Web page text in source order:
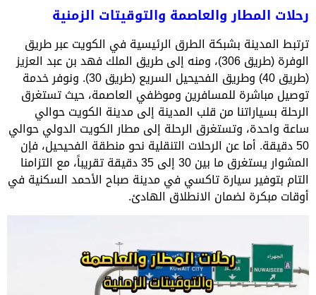
رحلات المطار والعاصمة والتوقيتات الزمنية
ترتبط المدينة بشبكة الطرق الرئيسية في الكويت عبر طريق
الوفرة (طريق 306)، ومنه إلى طريق الملك فهد بن عبد العزيز
(طريق 40) وطريق الفحيحيل السريع (طريق 30). ونوفر خدمة
توصيل مباشرة للمسافرين وموظفي العاصمة، حيث تستغرق
الرحلة بسياراتنا من قلب المدينة إلى مدينة الكويت حوالي
ساعة واحدة، وتستغرق الرحلة إلى مطار الكويت الدولي حوالي
50 دقيقة. أما عن الرحلات التنقلية نحو منطقة الفحيحيل، فإن
المشوار يستغرق ما بين 30 إلى 35 دقيقة تقريباً، مع التزامنا
التام بتوفير سيارة تاكسي في مدينة صباح الأحمد السكنية في
أوقات مبكرة لضمان الانطلاق الهادئ.